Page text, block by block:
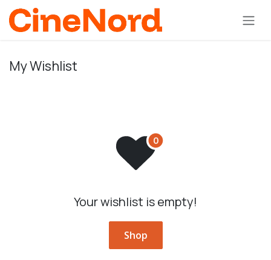
Skip to Content
My Wishlist
Your wishlist is empty!
Shop